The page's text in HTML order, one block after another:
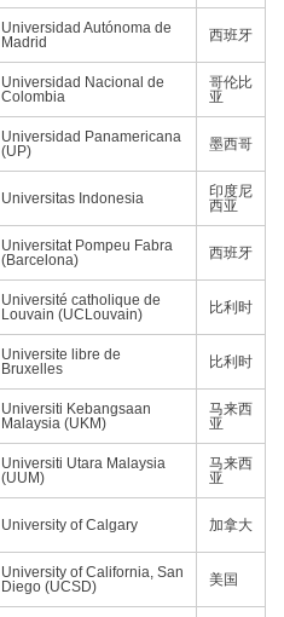
Universidad Autónoma de
Madrid
西班牙
Universidad Nacional de
Colombia
哥伦比
亚
Universidad Panamericana
(UP)
墨西哥
Universitas Indonesia
印度尼
西亚
Universitat Pompeu Fabra
(Barcelona)
西班牙
Université catholique de
Louvain (UCLouvain)
比利时
Universite libre de
Bruxelles
比利时
Universiti Kebangsaan
Malaysia (UKM)
马来西
亚
Universiti Utara Malaysia
(UUM)
马来西
亚
University of Calgary 加拿大
University of California, San
Diego (UCSD)
美国